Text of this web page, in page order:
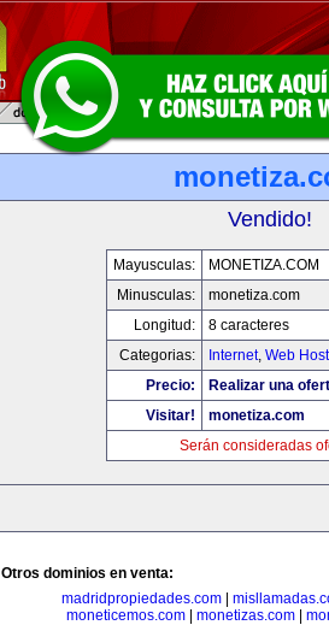
Vendido!
Mayusculas:
MONETIZA.COM
Minusculas:
monetiza.com
Longitud:
8 caracteres
Categorias:
Internet, Web
Precio:
Realizar una
Visitar!
monetiza.com
Serán consideradas
Otros dominios en venta:
madridpropiedades.com|
moneticemos.com| monetizas.com|